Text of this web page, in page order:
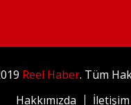
Reel Haber. Tüm
Hakkımızda
İletişim